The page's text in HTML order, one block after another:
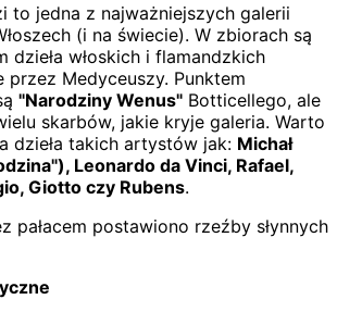
to jedna z najważniejszych galerii
(i na świecie). W zbiorach są
dzieła włoskich i flamandzkich
Medyceuszy. Punktem
"Narodziny Wenus" Botticellego, ale
skarbów, jakie kryje galeria. Warto
dzieła takich artystów jak: Michał
Leonardo da Vinci, Rafael,
Giotto czy Rubens.
pałacem postawiono rzeźby słynnych